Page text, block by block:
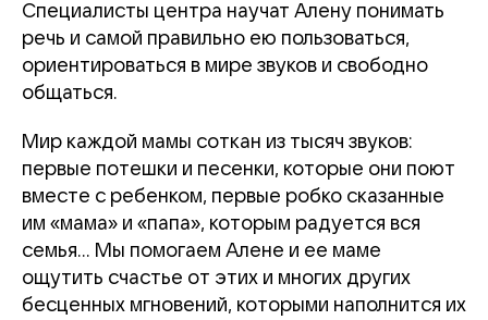
Специалисты центра научат Алену понимать
речь и самой правильно ею пользоваться,
ориентироваться в мире звуков и свободно
общаться.
Мир каждой мамы соткан из тысяч звуков:
первые потешки и песенки, которые они поют
вместе с ребенком, первые робко сказанные
им «мама» и «папа», которым радуется вся
семья… Мы помогаем Алене и ее маме
ощутить счастье от этих и многих других
бесценных мгновений, которыми наполнится их